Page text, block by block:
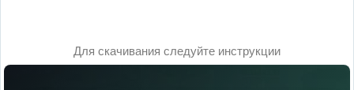
Для скачивания следуйте инструкции